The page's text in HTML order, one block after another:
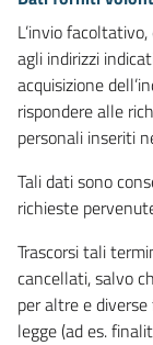
L’invio
agli indirizzi
acquisizione
rispondere alle
personali inseriti
Tali dati sono
richieste
Trascorsi tali
cancellati, salvo
per altre e
legge (ad es.